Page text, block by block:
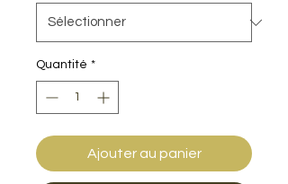
Quantité *
Ajouter au panier